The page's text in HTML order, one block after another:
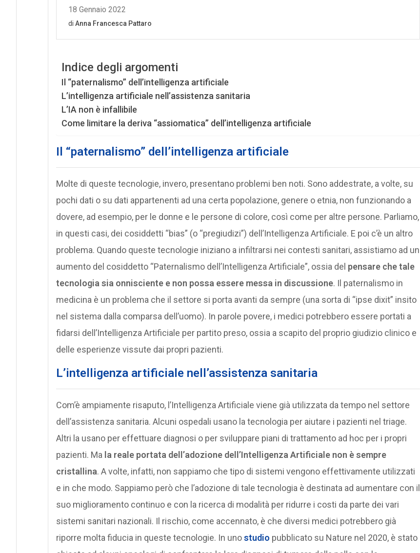
Indice degli argomenti
Il “paternalismo” dell’intelligenza artificiale
L’intelligenza artificiale nell’assistenza sanitaria
L’IA non è infallibile
Come limitare la deriva “assiomatica” dell’intelligenza artificiale
Il “paternalismo” dell’intelligenza artificiale
Molte di queste tecnologie, invero, presentano problemi ben noti. Sono addestrate, a volte, su
pochi dati o su dati appartenenti ad una certa popolazione, genere o etnia, non funzionando a
dovere, ad esempio, per le donne e le persone di colore, così come per altre persone. Parliamo,
in questi casi, dei cosiddetti “bias” (o “pregiudizi”) dell’Intelligenza Artificiale. E poi c’è un altro
problema. Quando queste tecnologie iniziano a infiltrarsi nei contesti sanitari, assistiamo ad un
aumento del cosiddetto “Paternalismo dell’Intelligenza Artificiale”, ossia del pensare che tale
tecnologia sia onnisciente e non possa essere messa in discussione. Il paternalismo in
medicina è un problema che il settore si porta avanti da sempre (una sorta di “ipse dixit” insito
nel sistema dalla comparsa dell’uomo). In parole povere, i medici potrebbero essere portati a
fidarsi dell’Intelligenza Artificiale per partito preso, ossia a scapito del proprio giudizio clinico e
delle esperienze vissute dai propri pazienti.
L’intelligenza artificiale nell’assistenza sanitaria
Com’è ampiamente risaputo, l’Intelligenza Artificiale viene già utilizzata da tempo nel settore
dell’assistenza sanitaria. Alcuni ospedali usano la tecnologia per aiutare i pazienti nel triage.
Altri la usano per effettuare diagnosi o per sviluppare piani di trattamento ad hoc per i propri
pazienti. Ma la reale portata dell’adozione dell’Intelligenza Artificiale non è sempre
cristallina. A volte, infatti, non sappiamo che tipo di sistemi vengono effettivamente utilizzati
e in che modo. Sappiamo però che l’adozione di tale tecnologia è destinata ad aumentare con il
suo miglioramento continuo e con la ricerca di modalità per ridurre i costi da parte dei vari
sistemi sanitari nazionali. Il rischio, come accennato, è che diversi medici potrebbero già
riporre molta fiducia in queste tecnologie. In unostudio pubblicato su Nature nel 2020, è stato